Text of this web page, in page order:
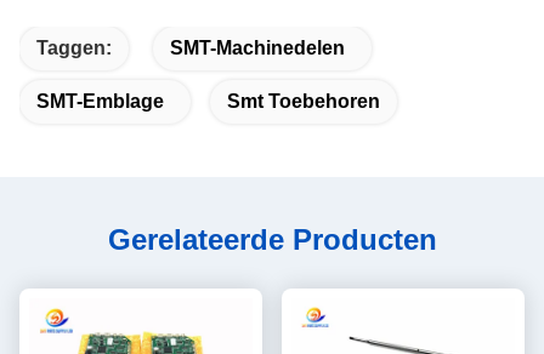
Taggen: SMT-Machinedelen
SMT-Emblage Smt Toebehoren
Gerelateerde Producten